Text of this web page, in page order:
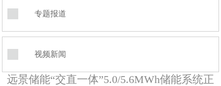
专题报道
视频新闻
远景储能“交直一体”5.0/5.6MWh储能系统正